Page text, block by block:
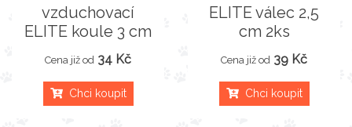
vzduchovací
ELITE koule 3 cm
Cena již od 34 Kč
Chci koupit
ELITE válec 2,5
cm 2ks
Cena již od 39 Kč
Chci koupit